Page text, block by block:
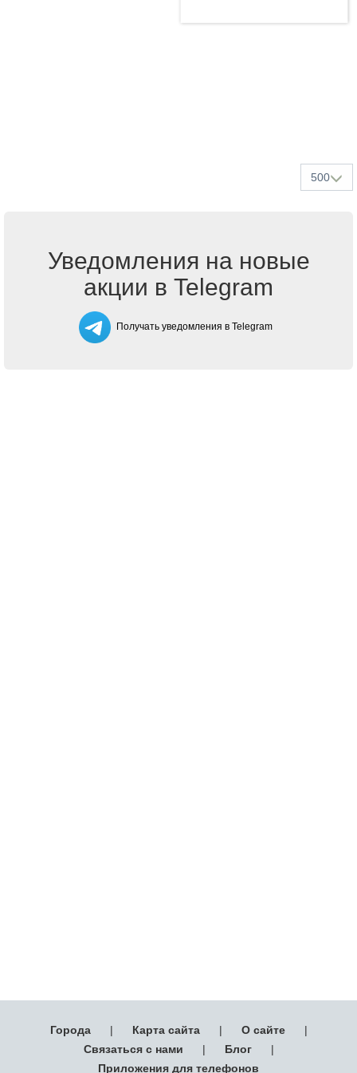
500
Уведомления на новые
акции в Telegram
Получать уведомления в Telegram
Города | Карта сайта | О сайте
|
Связаться с нами
| Блог
|
Приложения для телефонов